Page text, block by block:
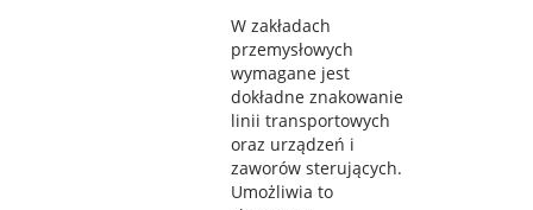
W zakładach
przemysłowych
wymagane jest
dokładne znakowanie
linii transportowych
oraz urządzeń i
zaworów sterujących.
Umożliwia to